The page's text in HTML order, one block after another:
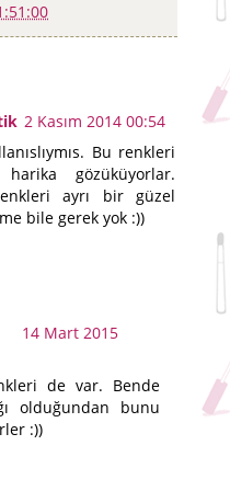
2 Kasım 2014 00:54
Bu renkleri
gözüküyorlar.
ayrı bir güzel
bile gerek yok :))
14 Mart 2015
de var. Bende
olduğundan bunu
:))